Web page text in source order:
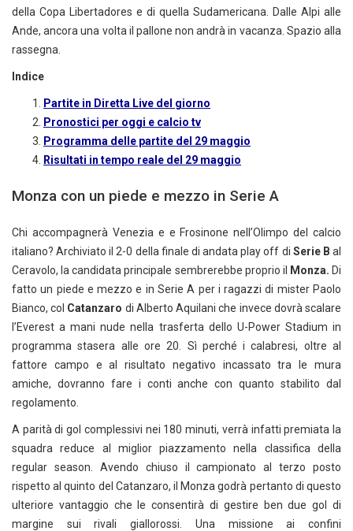
della Copa Libertadores e di quella Sudamericana. Dalle Alpi alle
Ande, ancora una volta il pallone non andrà in vacanza. Spazio alla
rassegna.
Indice
Partite in Diretta Live del giorno
Pronostici per oggi e calcio tv
Programma delle partite del 29 maggio
Risultati in tempo reale del 29 maggio
Monza con un piede e mezzo in Serie A
Chi accompagnerà Venezia e e Frosinone nell’Olimpo del calcio
italiano? Archiviato il 2-0 della finale di andata play off di Serie B al
Ceravolo, la candidata principale sembrerebbe proprio il
Monza. Di
fatto un piede e mezzo e in Serie A per i ragazzi di mister Paolo
Bianco, col Catanzaro di Alberto Aquilani che invece dovrà scalare
l’Everest a mani nude nella trasferta dello U-Power Stadium in
programma stasera alle ore 20. Sì perché i calabresi, oltre al
fattore campo e al risultato negativo incassato tra le mura
amiche, dovranno fare i conti anche con quanto stabilito dal
regolamento.
A parità di gol complessivi nei 180 minuti, verrà infatti premiata la
squadra reduce al miglior piazzamento nella classifica della
regular season. Avendo chiuso il campionato al terzo posto
rispetto al quinto del Catanzaro, il Monza godrà pertanto di questo
ulteriore vantaggio che le consentirà di gestire ben due gol di
margine sui rivali giallorossi. Una missione ai confini